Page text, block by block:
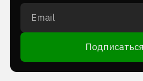
Подписаться